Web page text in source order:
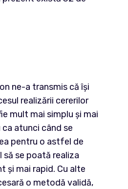
ne-a transmis că își
realizării cererilor
mult mai simplu și mai
atunci când se
pentru o astfel de
se poată realiza
și mai rapid. Cu alte
o metodă validă,